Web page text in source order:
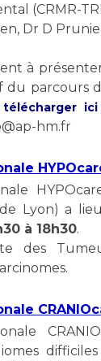
en santé
sans
(CRMR-
Dr D
à
du parcours
télécharger ici
hm.fr
Lyon) a
à 18h30.
des